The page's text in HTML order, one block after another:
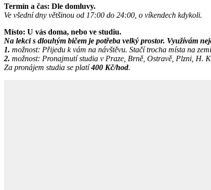
Termín a čas: Dle domluvy.
Ve všední dny většinou od 17:00 do 24:00, o víkendech kdykoli.
Místo: U vás doma, nebo ve studiu.
Na lekci s dlouhým bičem je potřeba velký prostor. Využívám
1. možnost: Přijedu k vám na návštěvu. Stačí trocha místa na
2. možnost: Pronajmutí studia v Praze, Brně, Ostravě, Plzni, H.
Za pronájem studia se platí400 Kč/hod.